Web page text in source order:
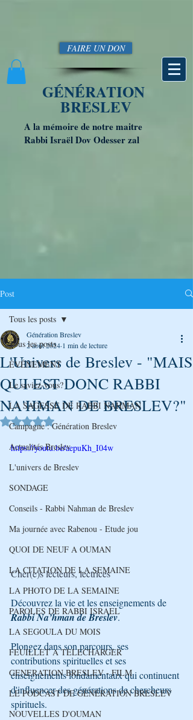
FAIRE UN DON
GÉNÉRATION
BRESLEV
A la mémoire de notre maitre
Rabbi Israël Dov Odesser zal
Post
Tous les posts
ÉVÉNEMENT
Le saviez-vous?
LA SAGESSE DE RABBI NAHMAN
Campagne : Génération Breslev
Actualités Breslev
L'univers de Breslev
SONDAGE
Conseils - Rabbi Nahman de Breslev
Ma journée avec Rabenou - Etude jou
QUOI DE NEUF A OUMAN
LA CITATION DE LA SEMAINE
LA PHOTO DE LA SEMAINE
PAROLES DE RABBI ISRAEL
LA SEGOULA DU MOIS
FEUILLET A TELECHARGER
GENERATION BRESLEV - FILM
LE PODCAST DE GÉNÉRATION BRESLEV
NOUVELLES D'OUMAN
Tous les posts
L'Univers de Breslev - "MAIS
QUI EST DONC RABBI
NA'HMAN DE BRESLEV?"
Génération Breslev
2 août 2024 1 min de lecture
Noté NaN étoiles sur 5.
https://youtu.be/aepuKh_I04w
Cher(e)s lecteurs, lectrices
Découvrez la vie et les enseignements de
Rabbi Na’hman de Breslev.
Plongez dans son parcours, ses
contributions spirituelles et ses
enseignements fondamentaux qui continuent
d'influencer des générations de chercheurs
spirituels.